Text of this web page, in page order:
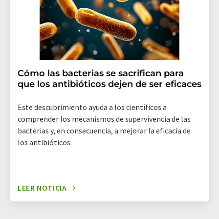
electrónico se incluye un enlace para anular la
suscripción al boletín informativo correspondiente.
Cómo las bacterias se sacrifican para
que los antibióticos dejen de ser eficaces
Este descubrimiento ayuda a los científicos a
comprender los mecanismos de supervivencia de las
bacterias y, en consecuencia, a mejorar la eficacia de
los antibióticos.
LEER NOTICIA